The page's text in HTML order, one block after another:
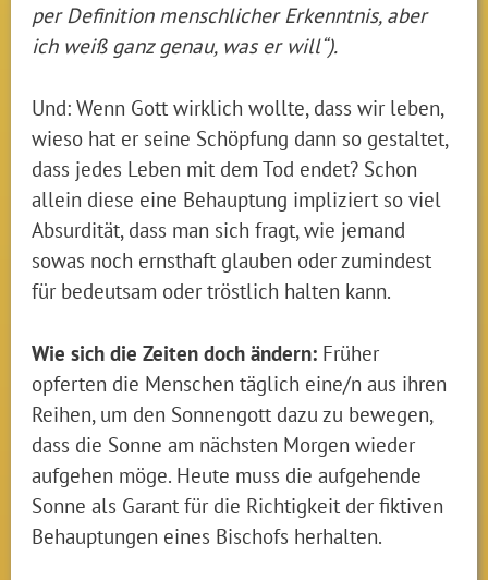
per Definition menschlicher Erkenntnis, aber
ich weiß ganz genau, was er will“).
Und: Wenn Gott wirklich wollte, dass wir leben,
wieso hat er seine Schöpfung dann so gestaltet,
dass jedes Leben mit dem Tod endet? Schon
allein diese eine Behauptung impliziert so viel
Absurdität, dass man sich fragt, wie jemand
sowas noch ernsthaft glauben oder zumindest
für bedeutsam oder tröstlich halten kann.
Wie sich die Zeiten doch ändern: Früher
opferten die Menschen täglich eine/n aus ihren
Reihen, um den Sonnengott dazu zu bewegen,
dass die Sonne am nächsten Morgen wieder
aufgehen möge. Heute muss die aufgehende
Sonne als Garant für die Richtigkeit der fiktiven
Behauptungen eines Bischofs herhalten.